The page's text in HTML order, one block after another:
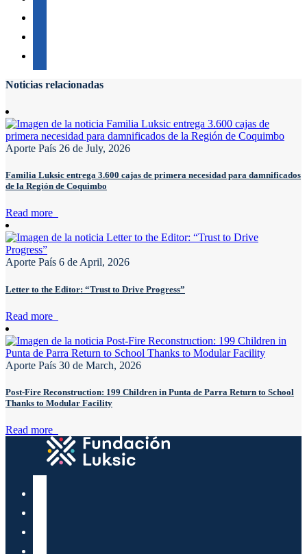
Noticias relacionadas
Aporte País 26 de July, 2026
Familia Luksic entrega 3.600 cajas de primera necesidad para damnificados
de la Región de Coquimbo
Read more
Aporte País 6 de April, 2026
Letter to the Editor: “Trust to Drive Progress”
Read more
Aporte País 30 de March, 2026
Post-Fire Reconstruction: 199 Children in Punta de Parra Return to School
Thanks to Modular Facility
Read more